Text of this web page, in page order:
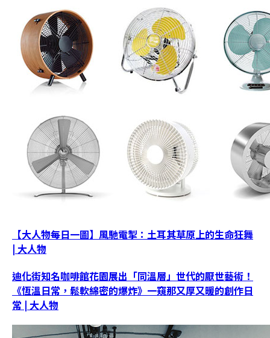
【大人物每日一圖】風馳電掣：土耳其草原上的生命狂舞
| 大人物
迪化街知名咖啡館花園展出「同溫層」世代的厭世藝術！
《恆溫日常，鬆軟綿密的爆炸》一窺那又厚又暖的創作日
常 | 大人物